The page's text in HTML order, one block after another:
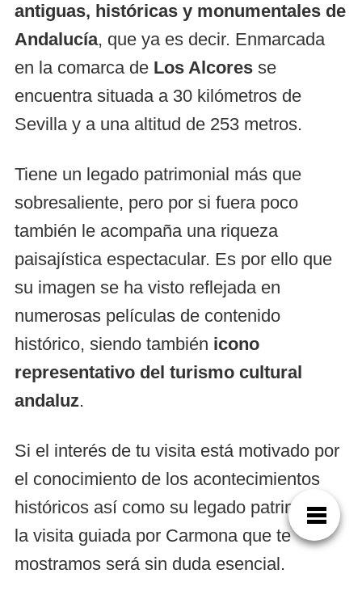
antiguas, históricas y monumentales de
Andalucía, que ya es decir. Enmarcada
en la comarca de Los Alcores se
encuentra situada a 30 kilómetros de
Sevilla y a una altitud de 253 metros.
Tiene un legado patrimonial más que
sobresaliente, pero por si fuera poco
también le acompaña una riqueza
paisajística espectacular. Es por ello que
su imagen se ha visto reflejada en
numerosas películas de contenido
histórico, siendo también icono
representativo del turismo cultural
andaluz.
Si el interés de tu visita está motivado por
el conocimiento de los acontecimientos
históricos así como su legado patrimonial,
la visita guiada por Carmona que te
mostramos será sin duda esencial.